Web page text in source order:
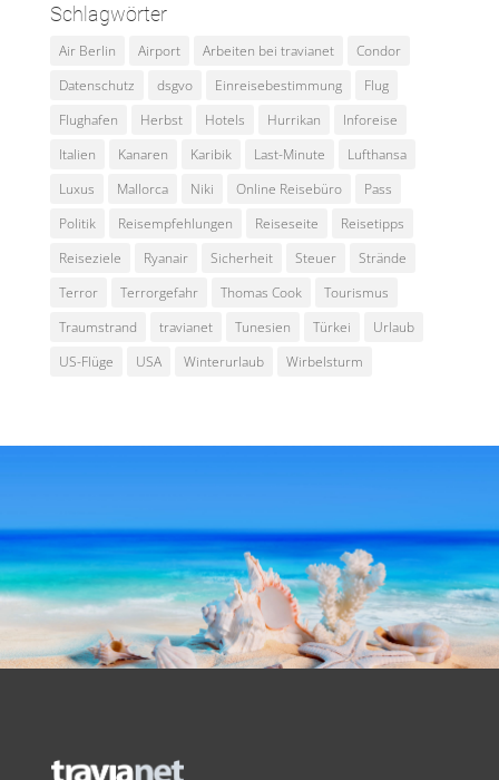
Schlagwörter
Air Berlin Airport Arbeiten bei travianet
Condor
Datenschutz
dsgvo Einreisebestimmung
Flug
Flughafen
Herbst Hotels Hurrikan
Inforeise
Italien
Kanaren Karibik Last-Minute
Lufthansa
Luxus
Mallorca Niki Online Reisebüro
Pass
Politik
Reisempfehlungen Reiseseite
Reisetipps
Reiseziele
Ryanair Sicherheit Steuer
Strände
Terror
Terrorgefahr Thomas Cook
Tourismus
Traumstrand
travianet Tunesien Türkei
Urlaub
US-Flüge
USA Winterurlaub Wirbelsturm